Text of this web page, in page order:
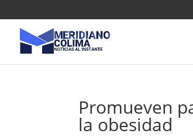
Promueven
la obesidad